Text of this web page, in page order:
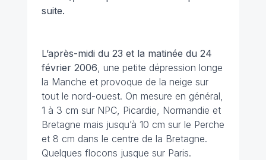
suite.
L’après-midi du 23 et la matinée du 24
février 2006, une petite dépression longe
la Manche et provoque de la neige sur
tout le nord-ouest. On mesure en général,
1 à 3 cm sur NPC, Picardie, Normandie et
Bretagne mais jusqu’à 10 cm sur le Perche
et 8 cm dans le centre de la Bretagne.
Quelques flocons jusque sur Paris.